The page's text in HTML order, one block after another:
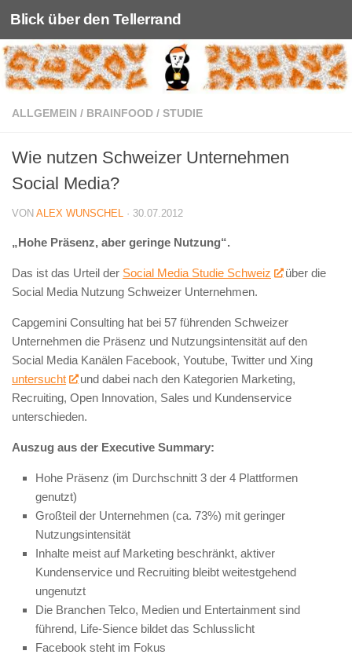
Unter dem Inhalt
Blick über den Tellerrand
ALLGEMEIN / BRAINFOOD / STUDIE
Wie nutzen Schweizer Unternehmen
Social Media?
VON ALEX WUNSCHEL · 30.07.2012
„Hohe Präsenz, aber geringe Nutzung“.
Das ist das Urteil der Social Media Studie Schweiz
über die
Social Media Nutzung Schweizer Unternehmen.
Capgemini Consulting hat bei 57 führenden Schweizer
Unternehmen die Präsenz und Nutzungsintensität auf den
Social Media Kanälen Facebook, Youtube, Twitter und Xing
untersucht
und dabei nach den Kategorien Marketing,
Recruiting, Open Innovation, Sales und Kundenservice
unterschieden.
Auszug aus der Executive Summary:
Hohe Präsenz (im Durchschnitt 3 der 4 Plattformen
genutzt)
Großteil der Unternehmen (ca. 73%) mit geringer
Nutzungsintensität
Inhalte meist auf Marketing beschränkt, aktiver
Kundenservice und Recruiting bleibt weitestgehend
ungenutzt
Die Branchen Telco, Medien und Entertainment sind
führend, Life-Sience bildet das Schlusslicht
Facebook steht im Fokus